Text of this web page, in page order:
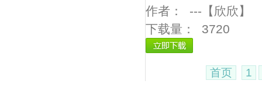
作者： ---【欣欣】
下载量： 3720
首页 1